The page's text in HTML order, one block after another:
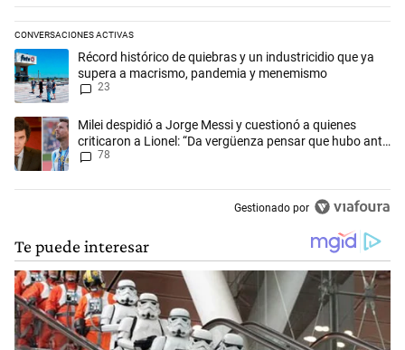
CONVERSACIONES ACTIVAS
Este listado muestra los artículos con más comentarios en los
Un artículo de tendencia con el título "Récord histórico de quiebras y
Récord histórico de quiebras y un industricidio que ya
supera a macrismo, pandemia y menemismo
23
Un artículo de tendencia con el título "Milei despidió a Jorge Messi y
Milei despidió a Jorge Messi y cuestionó a quienes
criticaron a Lionel: “Da vergüenza pensar que hubo anti-
Messi”
78
Gestionado por